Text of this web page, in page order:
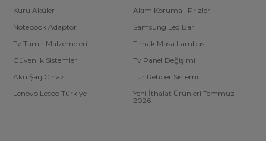
Kuru Aküler
Akım Korumalı Prizler
Notebook Adaptör
Samsung Led Bar
Tv Tamir Malzemeleri
Tırnak Masa Lambası
Güvenlik Sistemleri
Tv Panel Değişimi
Akü Şarj Cihazı
Tur Rehber Sistemi
Lenovo Lecoo Türkiye
Yeni İthalat Ürünleri Temmuz
2026